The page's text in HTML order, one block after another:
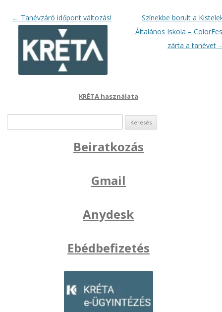
Bejegyzés navigáció
← Tanévzáró időpont változás!
Színekbe borult a
Általános Iskola –
zárta a tanévet
KRÉTA használata
Beiratkozás
Gmail
Anydesk
Ebédbefizetés